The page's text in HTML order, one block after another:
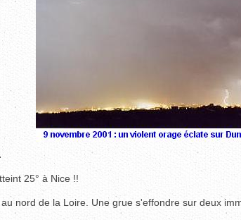
25° à Nice !!
nord de la Loire. Une grue s'effondre sur deux